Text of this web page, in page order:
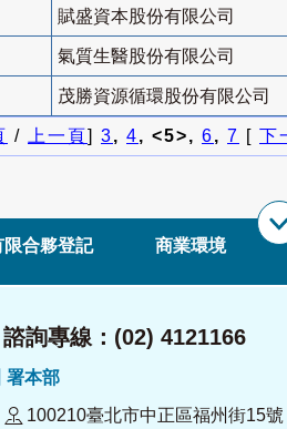
賦盛資本股份有限公司
氣質生醫股份有限公司
茂勝資源循環股份有限公司
/ 上一頁] 3, 4, <5>, 6, 7 [ 下
限合夥登記 商業環境
詢專線：(02) 4121166
署本部
100210臺北市中正區福州街15號